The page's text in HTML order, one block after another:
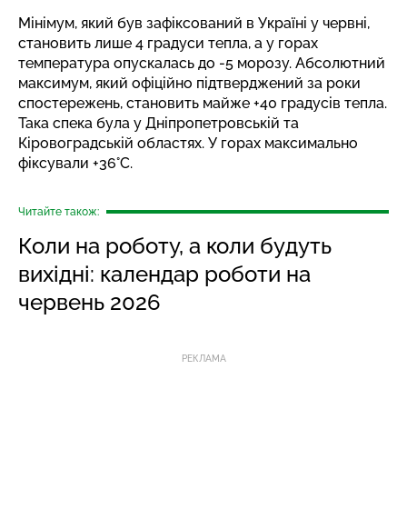
Мінімум, який був зафіксований в Україні у червні,
становить лише 4 градуси тепла, а у горах
температура опускалась до -5 морозу. Абсолютний
максимум, який офіційно підтверджений за роки
спостережень, становить майже +40 градусів тепла.
Така спека була у Дніпропетровській та
Кіровоградській областях. У горах максимально
фіксували +36°C.
Читайте також:
Коли на роботу, а коли будуть
вихідні: календар роботи на
червень 2026
РЕКЛАМА